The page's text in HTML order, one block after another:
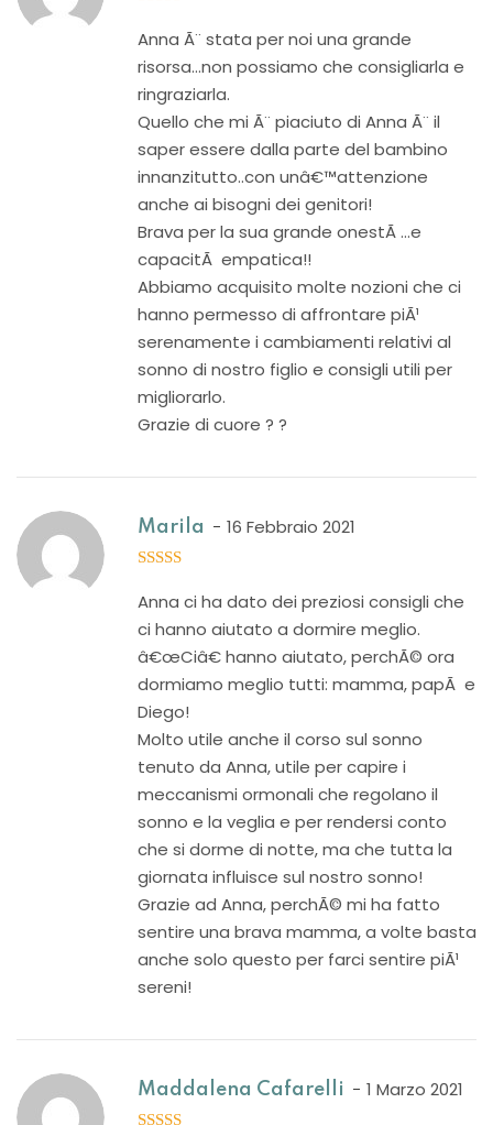
Anna Ã¨ stata per noi una grande
risorsa…non possiamo che consigliarla e
ringraziarla.
Quello che mi Ã¨ piaciuto di Anna Ã¨ il
saper essere dalla parte del bambino
innanzitutto..con unâ€™attenzione
anche ai bisogni dei genitori!
Brava per la sua grande onestÃ …e
capacitÃ empatica!!
Abbiamo acquisito molte nozioni che ci
hanno permesso di affrontare piÃ¹
serenamente i cambiamenti relativi al
sonno di nostro figlio e consigli utili per
migliorarlo.
Grazie di cuore ? ?
Marila 16 Febbraio 2021
Anna ci ha dato dei preziosi consigli che
ci hanno aiutato a dormire meglio.
â€œCiâ€ hanno aiutato, perchÃ© ora
dormiamo meglio tutti: mamma, papÃ e
Diego!
Molto utile anche il corso sul sonno
tenuto da Anna, utile per capire i
meccanismi ormonali che regolano il
sonno e la veglia e per rendersi conto
che si dorme di notte, ma che tutta la
giornata influisce sul nostro sonno!
Grazie ad Anna, perchÃ© mi ha fatto
sentire una brava mamma, a volte basta
anche solo questo per farci sentire piÃ¹
sereni!
Maddalena Cafarelli 1 Marzo 2021